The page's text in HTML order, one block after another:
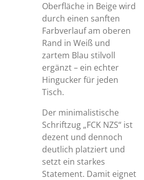
Oberfläche in Beige wird
durch einen sanften
Farbverlauf am oberen
Rand in Weiß und
zartem Blau stilvoll
ergänzt – ein echter
Hingucker für jeden
Tisch.
Der minimalistische
Schriftzug „FCK NZS“ ist
dezent und dennoch
deutlich platziert und
setzt ein starkes
Statement. Damit eignet